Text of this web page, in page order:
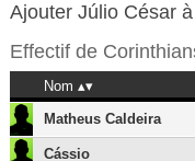
Ajouter Júlio César
Effectif de
Nom
Matheus Caldeira
Cássio